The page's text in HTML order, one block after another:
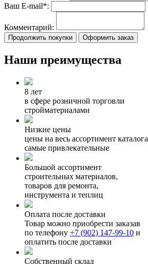
Ваш E-mail*:
Комментарий:
Продолжить покупки Оформить заказ
Наши преимущества
8 лет
в сфере розничной торговли
стройматериалами
Низкие цены
цены на весь ассортимент каталога
самые привлекательные
Большой ассортимент
строительных материалов,
товаров для ремонта,
инструмента и теплиц
Оплата после доставки
Товар можно приобрести заказав
по телефону +7 (902) 147-99-10 и
оплатить после доставки
Собственный склад